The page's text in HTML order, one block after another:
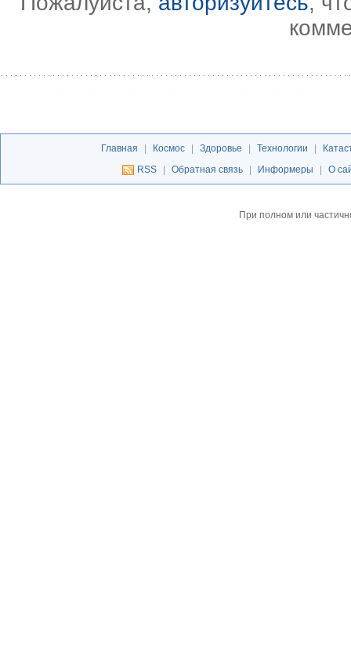
Главная | Космос | Здоровье | Технологии |
RSS
| Обратная связь | Информеры | О
При полном или